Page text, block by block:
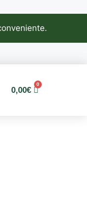
0,00€
0